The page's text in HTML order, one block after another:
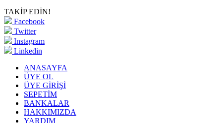
TAKİP EDİN!
Facebook
Twitter
Instagram
Linkedin
ANASAYFA
ÜYE OL
ÜYE GİRİŞİ
SEPETİM
BANKALAR
HAKKIMIZDA
YARDIM